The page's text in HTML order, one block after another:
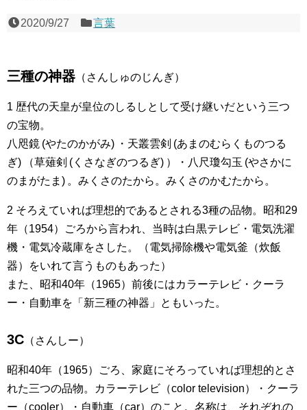
2020/9/27 言葉
三種の神器 （さんしゅのじんぎ）
1 歴代の天皇が皇位のしるしとして受け継いだという三つ
の宝物。
八咫鏡 (やたのかがみ) ・天叢雲剣 (あまのむらくものつる
ぎ) （草薙剣 (くさなぎのつるぎ) ）・八尺瓊勾玉 (やさかに
のまがたま) 。みくさのたから。みくさのかむたから。
2 そろえていれば理想的であるとされる3種の品物。昭和29
年（1954）ごろから言われ、当時は白黒テレビ・電気洗濯
機・電気冷蔵庫をさした。（電気掃除機や電気釜（炊飯
器）をいれて言うものもあった）
また、昭和40年（1965）前後にはカラーテレビ・クーラ
ー・自動車を「新三種の神器」ともいった。
3C （さんしー）
昭和40年（1965）ごろ、家庭にそろっていれば理想的とさ
れた三つの品物。カラーテレビ（color television）・クーラ
ー（cooler）・自動車（car）のこと。名称は、それぞれの